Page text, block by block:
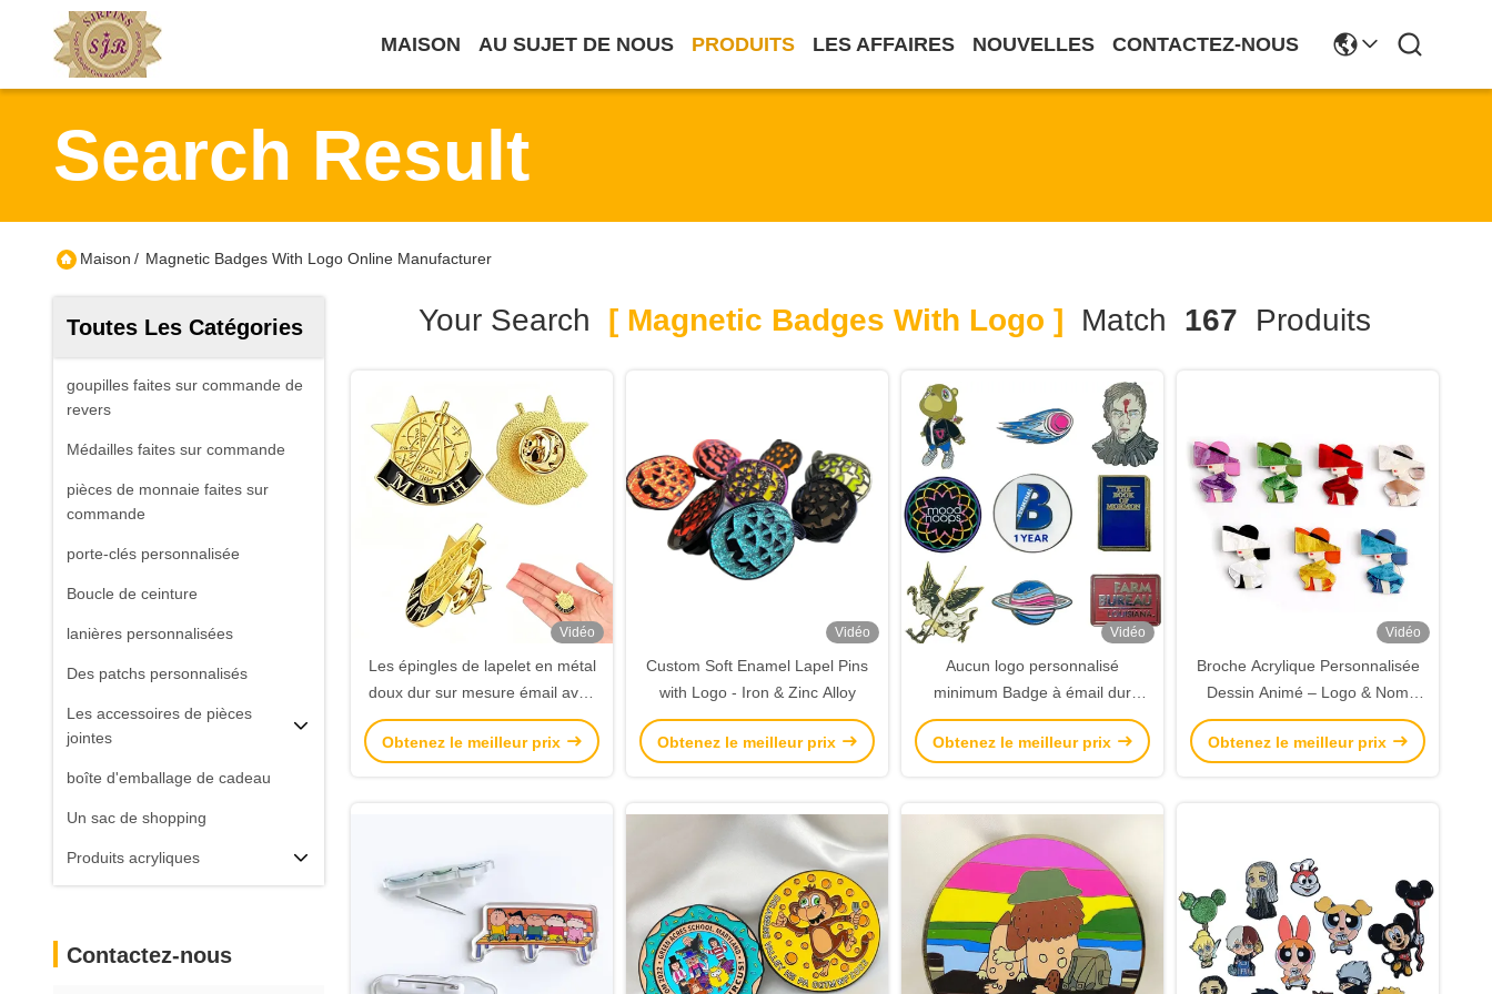
MAISON AU SUJET DE NOUS PRODUITS LES AFFAIRES NOUVELLES CONTACTEZ-NOUS
Search Result
Maison / Magnetic Badges With Logo Online Manufacturer
Toutes Les Catégories
goupilles faites sur commande de
revers
Médailles faites sur commande
pièces de monnaie faites sur
commande
porte-clés personnalisée
Boucle de ceinture
lanières personnalisées
Des patchs personnalisés
Les accessoires de pièces
jointes
boîte d'emballage de cadeau
Un sac de shopping
Produits acryliques
Contactez-nous
Your Search [ Magnetic Badges With Logo ] Match 167 Produits
Vidéo
Les épingles de lapelet en métal
doux dur sur mesure émail avec
logo pour les vêtements
chapeaux sacs cadeaux fabricant
Obtenez le meilleur prix
Vidéo
Custom Soft Enamel Lapel Pins
with Logo - Iron & Zinc Alloy
Obtenez le meilleur prix
Vidéo
Aucun logo personnalisé
minimum Badge à émail dur
doux et alliage de fer ou de zinc
pour attacher des souvenirs
Obtenez le meilleur prix
Vidéo
Broche Acrylique Personnalisée
Dessin Animé – Logo & Nom
Imprimé, Pince à Cheveux ou
Badge Magnétique pour
Obtenez le meilleur prix